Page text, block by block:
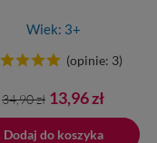
Wiek: 3+
(opinie: 3)
Cena
podstawowa
34,90 zł Cena
13,96 zł
Dodaj do koszyka